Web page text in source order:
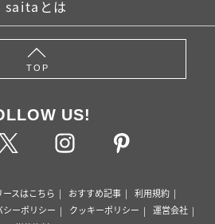
saitaとは
TOP
US!
ースはこちら おすすめ記事
利用規約
シーポリシー クッキーポリシー
運営会社